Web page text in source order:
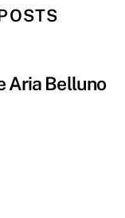
Aria Belluno